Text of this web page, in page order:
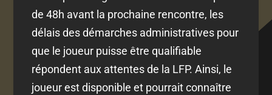
de 48h avant la prochaine rencontre, les
délais des démarches administratives pour
que le joueur puisse être qualifiable
répondent aux attentes de la LFP. Ainsi, le
joueur est disponible et pourrait connaître